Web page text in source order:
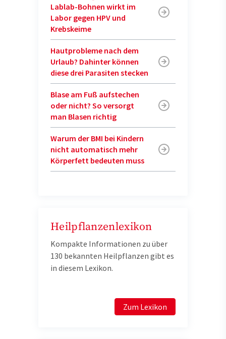
Lablab-Bohnen wirkt im
Labor gegen HPV und
Krebskeime
Hautprobleme nach dem
Urlaub? Dahinter können
diese drei Parasiten stecken
Blase am Fuß aufstechen
oder nicht? So versorgt
man Blasen richtig
Warum der BMI bei Kindern
nicht automatisch mehr
Körperfett bedeuten muss
Heilpflanzenlexikon
Kompakte Informationen zu über
130 bekannten Heilpflanzen gibt es
in diesem Lexikon.
Zum Lexikon